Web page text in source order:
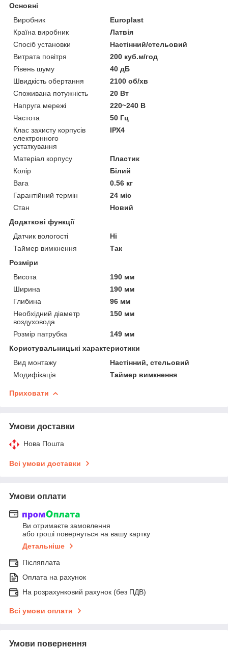
Основні
Виробник
Europlast
Країна виробник
Латвія
Спосіб установки
Настінний/стельовий
Витрата повітря
200 куб.м/год
Рівень шуму
40 дБ
Швидкість обертання
2100 об/хв
Споживана потужність
20 Вт
Напруга мережі
220~240 В
Частота
50 Гц
Клас захисту корпусів
електронного
устаткування
ІРХ4
Матеріал корпусу
Пластик
Колір
Білий
Вага
0.56 кг
Гарантійний термін
24 міс
Стан
Новий
Додаткові функції
Датчик вологості
Ні
Таймер вимкнення
Так
Розміри
Висота
190 мм
Ширина
190 мм
Глибина
96 мм
Необхідний діаметр
воздуховода
150 мм
Розмір патрубка
149 мм
Користувальницькі характеристики
Вид монтажу
Настінний, стельовий
Модифікація
Таймер вимкнення
Приховати
Умови доставки
Нова Пошта
Всі умови доставки
Умови оплати
Ви отримаєте замовлення
або гроші повернуться на вашу картку
Детальніше
Післяплата
Оплата на рахунок
На розрахунковий рахунок (без ПДВ)
Всі умови оплати
Умови повернення